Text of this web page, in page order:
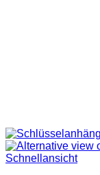
Schnellansicht